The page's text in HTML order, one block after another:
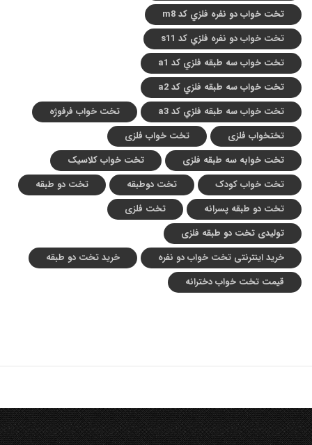
تخت خواب دو نفره فلزي کد m8
تخت خواب دو نفره فلزي کد s11
تخت خواب سه طبقه فلزي کد a1
تخت خواب سه طبقه فلزي کد a2
تخت خواب سه طبقه فلزي کد a3
تخت خواب فرفوژه
تختخواب فلزی
تخت خواب فلزی
تخت خوابه سه طبقه فلزی
تخت خواب کلاسیک
تخت خواب کودک
تخت دوطبقه
تخت دو طبقه
تخت دو طبقه پسرانه
تخت فلزی
تولیدی تخت دو طبقه فلزی
خرید اینترنتی تخت خواب دو نفره
خرید تخت دو طبقه
قیمت تخت خواب دخترانه